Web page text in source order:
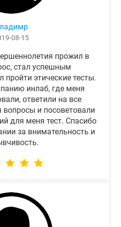
08-15
прожил в
стал успешным
этические тесты.
инлаб, где меня
ответили на все
и посоветовали
для меня тест. Спасибо
за внимательность и